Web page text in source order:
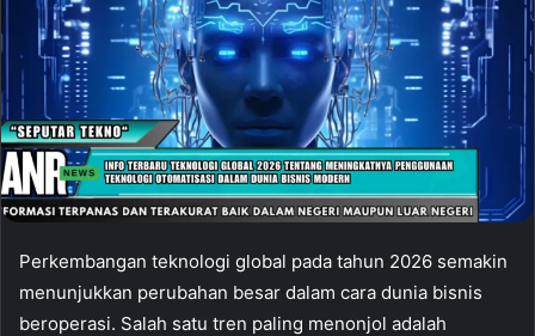
Perkembangan teknologi global pada tahun 2026 semakin
menunjukkan perubahan besar dalam cara dunia bisnis
beroperasi. Salah satu tren paling menonjol adalah